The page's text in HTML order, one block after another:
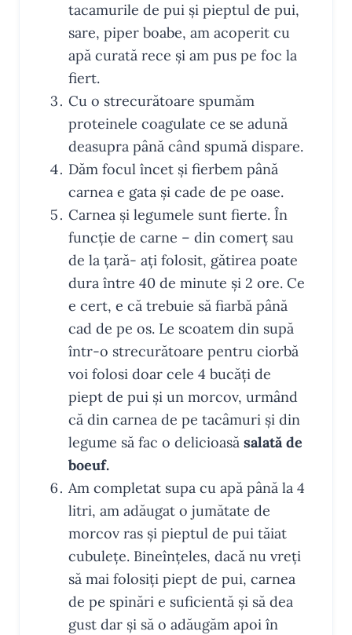
tacamurile de pui și pieptul de pui,
sare, piper boabe, am acoperit cu
apă curată rece și am pus pe foc la
fiert.
Cu o strecurătoare spumăm
proteinele coagulate ce se adună
deasupra până când spumă dispare.
Dăm focul încet și fierbem până
carnea e gata și cade de pe oase.
Carnea și legumele sunt fierte. În
funcție de carne – din comerț sau
de la țară- ați folosit, gătirea poate
dura între 40 de minute și 2 ore. Ce
e cert, e că trebuie să fiarbă până
cad de pe os. Le scoatem din supă
într-o strecurătoare pentru ciorbă
voi folosi doar cele 4 bucăți de
piept de pui și un morcov, urmând
că din carnea de pe tacâmuri și din
legume să fac o delicioasă salată de
boeuf.
Am completat supa cu apă până la 4
litri, am adăugat o jumătate de
morcov ras și pieptul de pui tăiat
cubulețe. Bineînțeles, dacă nu vreți
să mai folosiți piept de pui, carnea
de pe spinări e suficientă și să dea
gust dar și să o adăugăm apoi în